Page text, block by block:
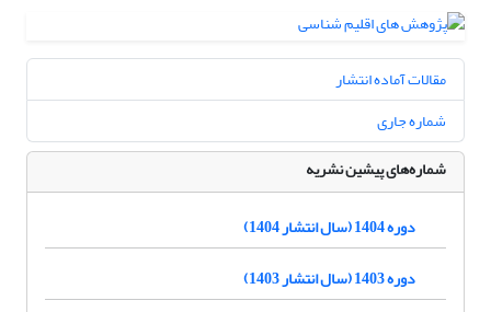
مقالات آماده انتشار
شماره جاری
شماره‌های پیشین نشریه
دوره 1404 (سال انتشار 1404)
دوره 1403 (سال انتشار 1403)